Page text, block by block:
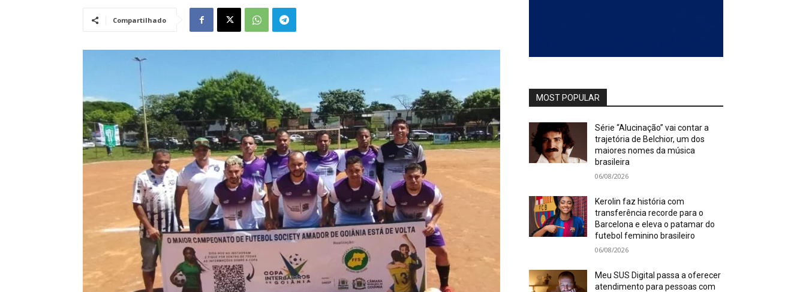
Compartilhado
MOST POPULAR
Série “Alucinação” vai contar a
trajetória de Belchior, um dos
maiores nomes da música
brasileira
06/08/2026
Kerolin faz história com
transferência recorde para o
Barcelona e eleva o patamar do
futebol feminino brasileiro
06/08/2026
Meu SUS Digital passa a oferecer
atendimento para pessoas com